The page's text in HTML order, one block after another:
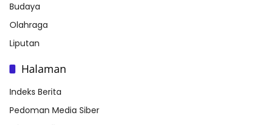
Budaya
Olahraga
Liputan
Halaman
Indeks Berita
Pedoman Media Siber